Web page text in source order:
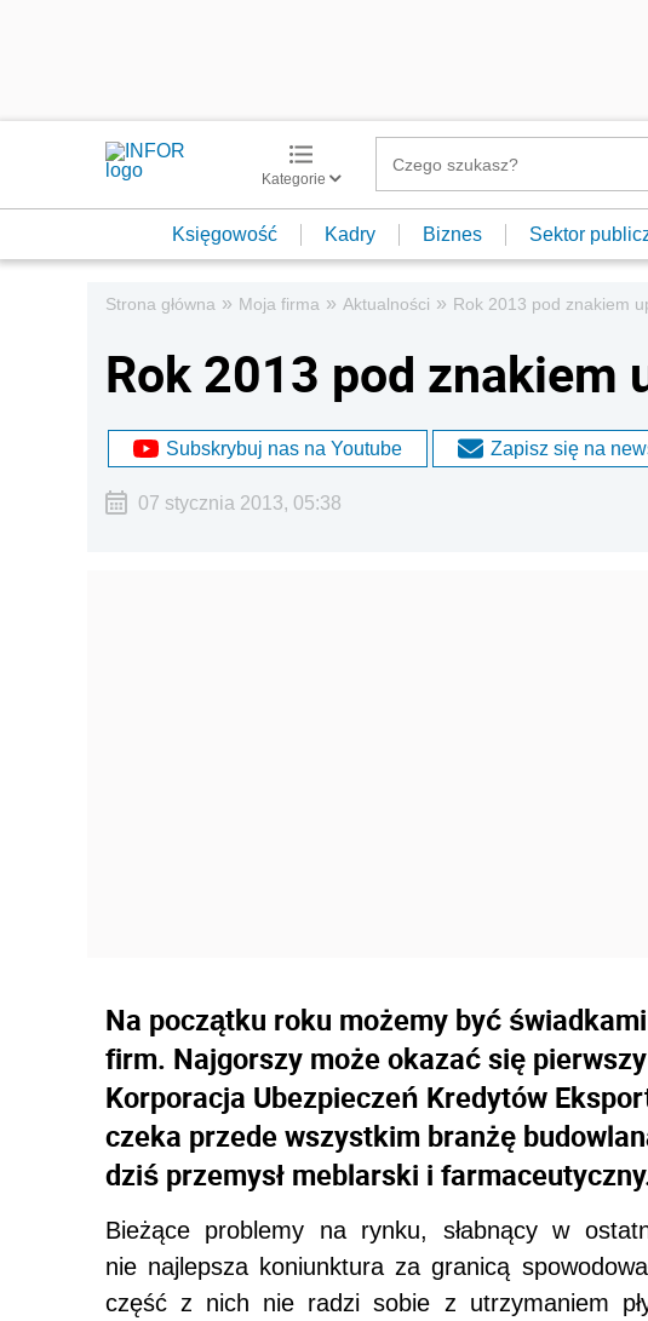
Kategorie
Księgowość Kadry Biznes Sektor
Strona główna » Moja firma » Aktualności » Rok 2013 pod znakiem
Rok 2013 pod znakiem
Subskrybuj nas na Youtube Zapisz się na
07 stycznia 2013, 05:38
Na początku roku możemy być
firm. Najgorszy może okazać się
Korporacja Ubezpieczeń Kredytów
czeka przede wszystkim branżę
dziś przemysł meblarski i
Bieżące problemy na rynku, słabnący w
nie najlepsza koniunktura za granicą
część z nich nie radzi sobie z utrzymaniem